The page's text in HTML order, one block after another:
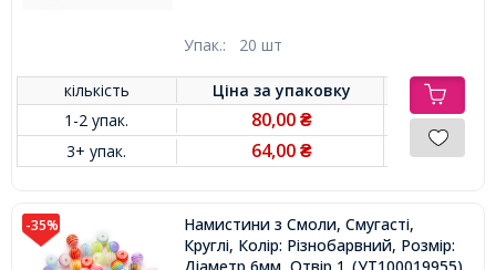
Упак.: 20 шт
кількість Ціна заупаковку
1-2 упак.
80,00₴
3+ упак. 64,00₴
-35%
Намистини з Смоли, Смугасті,
Круглі, Колір: Різнобарвний, Розмір: